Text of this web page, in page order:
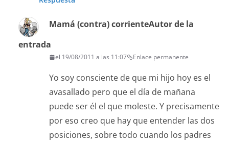
Mamá (contra) corrienteAutor de la
entrada
el 19/08/2011 a las 11:07 Enlace permanente
Yo soy consciente de que mi hijo hoy es el
avasallado pero que el día de mañana
puede ser él el que moleste. Y precisamente
por eso creo que hay que entender las dos
posiciones, sobre todo cuando los padres